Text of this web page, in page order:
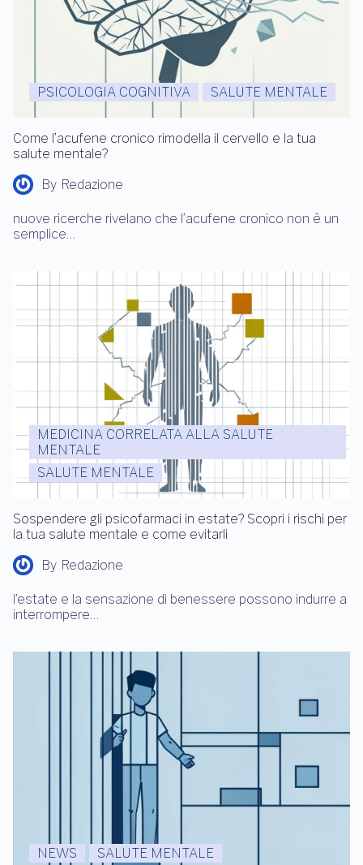
PSICOLOGIA COGNITIVA SALUTE MENTALE
Come l’acufene cronico rimodella il cervello e la tua
salute mentale?
By Redazione
nuove ricerche rivelano che l’acufene cronico non è un
semplice…
MEDICINA CORRELATA ALLA SALUTE
MENTALE
SALUTE MENTALE
Sospendere gli psicofarmaci in estate? Scopri i rischi per
la tua salute mentale e come evitarli
By Redazione
l’estate e la sensazione di benessere possono indurre a
interrompere…
NEWS SALUTE MENTALE